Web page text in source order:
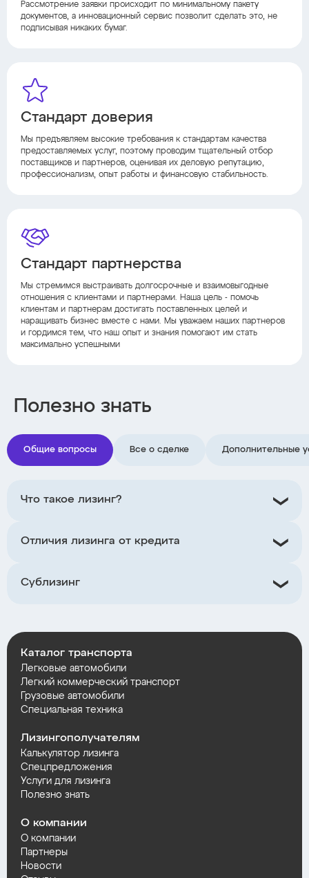
Рассмотрение заявки происходит по минимальному пакету
документов, а инновационный сервис позволит сделать это, не
подписывая никаких бумаг.
Стандарт доверия
Мы предъявляем высокие требования к стандартам качества
предоставляемых услуг, поэтому проводим тщательный отбор
поставщиков и партнеров, оценивая их деловую репутацию,
профессионализм, опыт работы и финансовую стабильность.
Стандарт партнерства
Мы стремимся выстраивать долгосрочные и взаимовыгодные
отношения с клиентами и партнерами. Наша цель - помочь
клиентам и партнерам достигать поставленных целей и
наращивать бизнес вместе с нами. Мы уважаем наших партнеров
и гордимся тем, что наш опыт и знания помогают им стать
максимально успешными
Полезно знать
Общие вопросы Все о сделке Дополнительные
Что такое лизинг?
Отличия лизинга от кредита
Сублизинг
Каталог транспорта
Легковые автомобили
Легкий коммерческий транспорт
Грузовые автомобили
Специальная техника
Лизингополучателям
Калькулятор лизинга
Спецпредложения
Услуги для лизинга
Полезно знать
О компании
О компании
Партнеры
Новости